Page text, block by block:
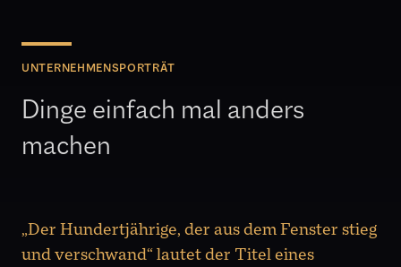
UNTERNEHMENSPORTRÄT
Dinge einfach mal anders
machen
„Der Hundertjährige, der aus dem Fenster stieg
und verschwand“ lautet der Titel eines